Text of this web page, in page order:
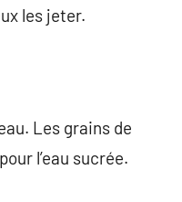
les jeter.
Les grains de
l’eau sucrée.